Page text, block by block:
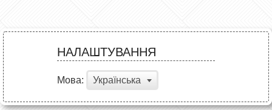
НАЛАШТУВАННЯ
Мова: Українська